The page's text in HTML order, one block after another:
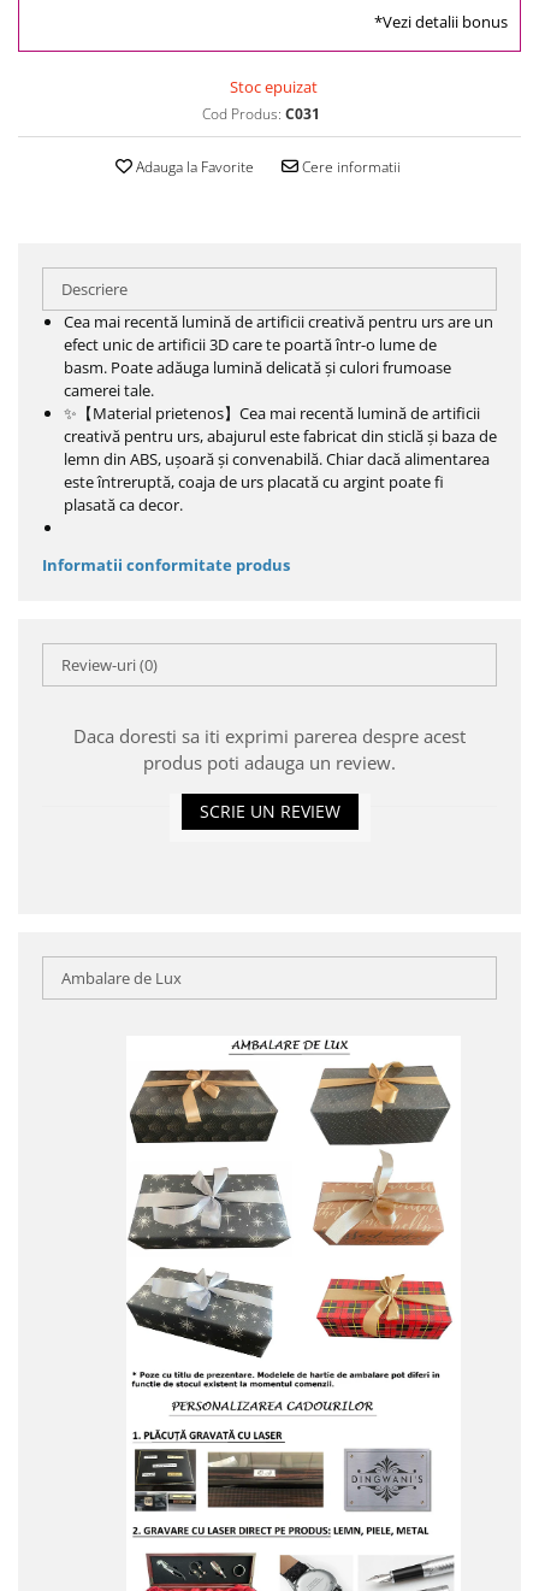
*Vezi detalii bonus
Stoc epuizat
Cod Produs: C031
Adauga la Favorite Cere informatii
Descriere
Cea mai recentă lumină de artificii creativă pentru urs are un
efect unic de artificii 3D care te poartă într-o lume de
basm. Poate adăuga lumină delicată și culori frumoase
camerei tale.
✨【Material prietenos】Cea mai recentă lumină de artificii
creativă pentru urs, abajurul este fabricat din sticlă și baza de
lemn din ABS, ușoară și convenabilă.Chiar dacă alimentarea
este întreruptă, coaja de urs placată cu argint poate fi
plasată ca decor.
Informatii conformitate produs
Review-uri(0)
Daca doresti sa iti exprimi parerea despre acest
produs poti adauga un review.
SCRIE UN REVIEW
Ambalare de Lux